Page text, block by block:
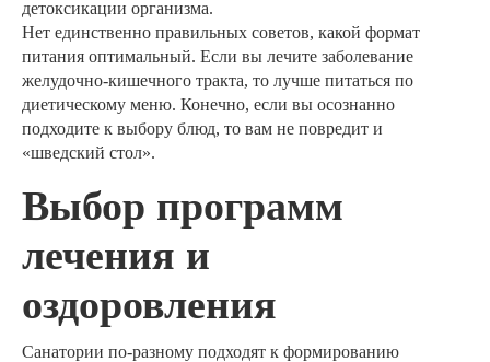
детоксикации организма.
Нет единственно правильных советов, какой формат
питания оптимальный. Если вы лечите заболевание
желудочно-кишечного тракта, то лучше питаться по
диетическому меню. Конечно, если вы осознанно
подходите к выбору блюд, то вам не повредит и
«шведский стол».
Выбор программ
лечения и
оздоровления
Санатории по-разному подходят к формированию